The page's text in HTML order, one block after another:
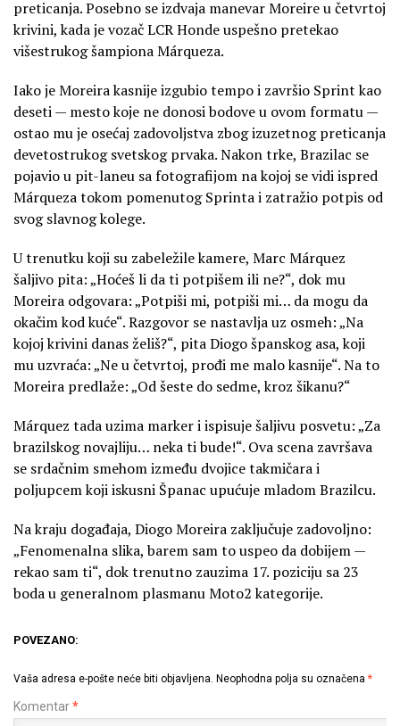
preticanja. Posebno se izdvaja manevar Moreire u četvrtoj
krivini, kada je vozač LCR Honde uspešno pretekao
višestrukog šampiona Márqueza.
Iako je Moreira kasnije izgubio tempo i završio Sprint kao
deseti — mesto koje ne donosi bodove u ovom formatu —
ostao mu je osećaj zadovoljstva zbog izuzetnog preticanja
devetostrukog svetskog prvaka. Nakon trke, Brazilac se
pojavio u pit-laneu sa fotografijom na kojoj se vidi ispred
Márqueza tokom pomenutog Sprinta i zatražio potpis od
svog slavnog kolege.
U trenutku koji su zabeležile kamere, Marc Márquez
šaljivo pita: „Hoćeš li da ti potpišem ili ne?“, dok mu
Moreira odgovara: „Potpiši mi, potpiši mi… da mogu da
okačim kod kuće“. Razgovor se nastavlja uz osmeh: „Na
kojoj krivini danas želiš?“, pita Diogo španskog asa, koji
mu uzvraća: „Ne u četvrtoj, prođi me malo kasnije“. Na to
Moreira predlaže: „Od šeste do sedme, kroz šikanu?“
Márquez tada uzima marker i ispisuje šaljivu posvetu: „Za
brazilskog novajliju… neka ti bude!“. Ova scena završava
se srdačnim smehom između dvojice takmičara i
poljupcem koji iskusni Španac upućuje mladom Brazilcu.
Na kraju događaja, Diogo Moreira zaključuje zadovoljno:
„Fenomenalna slika, barem sam to uspeo da dobijem —
rekao sam ti“, dok trenutno zauzima 17. poziciju sa 23
boda u generalnom plasmanu Moto2 kategorije.
POVEZANO:
Vaša adresa e-pošte neće biti objavljena. Neophodna polja su označena *
Komentar*